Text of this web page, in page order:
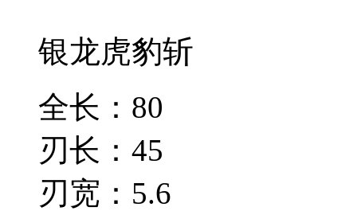
银龙虎豹斩
全长：80
刃长：45
刃宽：5.6